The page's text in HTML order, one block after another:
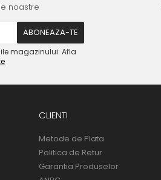
noastre
magazinului. Afla
CLIENTI
Metode de Plata
Politica de Retur
Garantia Produselor